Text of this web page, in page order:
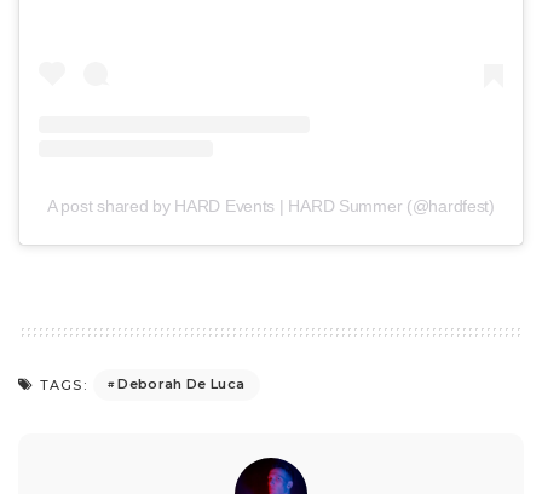
A post shared by HARD Events | HARD Summer (@hardfest)
TAGS: Deborah De Luca